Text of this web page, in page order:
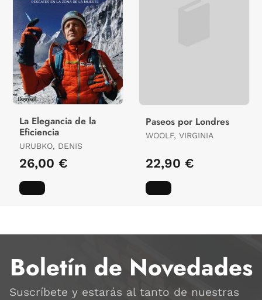
La Elegancia de la
Eficiencia
URUBKO, DENIS
26,00 €
Paseos por Londres
WOOLF, VIRGINIA
22,90 €
Boletín de Novedades
Suscríbete y estarás al tanto de nuestras